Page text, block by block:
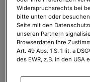
Widerspruchsrechts bei
bitte unten oder
Seite mit den
unseren Partnern
Browserdaten Ihre
Art. 49 Abs. 1 S. 1 lit. a
des EWR, z.B. in den USA